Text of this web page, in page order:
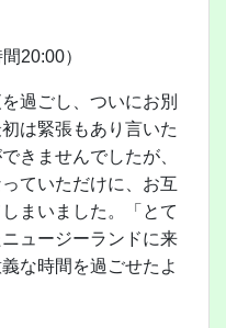
20:00）
過ごし、ついにお別
は緊張もあり言いた
きませんでしたが、
ていただけに、お互
まいました。「とて
ュージーランドに来
な時間を過ごせたよ